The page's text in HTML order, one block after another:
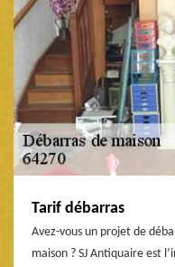
Tarif débarras
Avez-vous un projet de
maison ? SJ Antiquaire est